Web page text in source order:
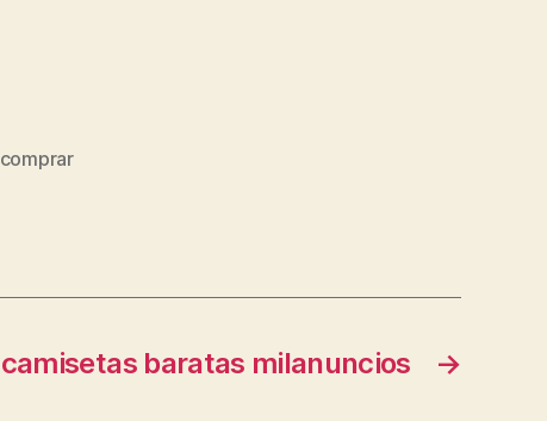
comprar
→
camisetas baratas milanuncios